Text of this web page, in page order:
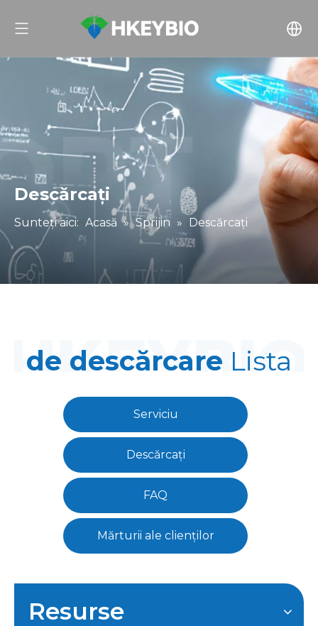
Descărcați
Sunteți aici: Acasă » Sprijin » Descărcați
de descărcare Lista
Serviciu
Descărcați
FAQ
Mărturii ale clienților
Resurse